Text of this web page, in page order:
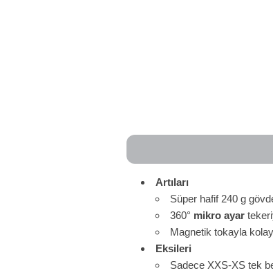
Artıları
Süper hafif 240 g
360° mikro ayar
Magnetik tokayla
Eksileri
Sadece XXS-XS tek